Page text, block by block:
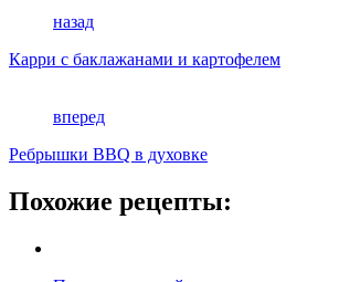
назад
Карри с баклажанами и картофелем
вперед
Ребрышки BBQ в духовке
Похожие рецепты: